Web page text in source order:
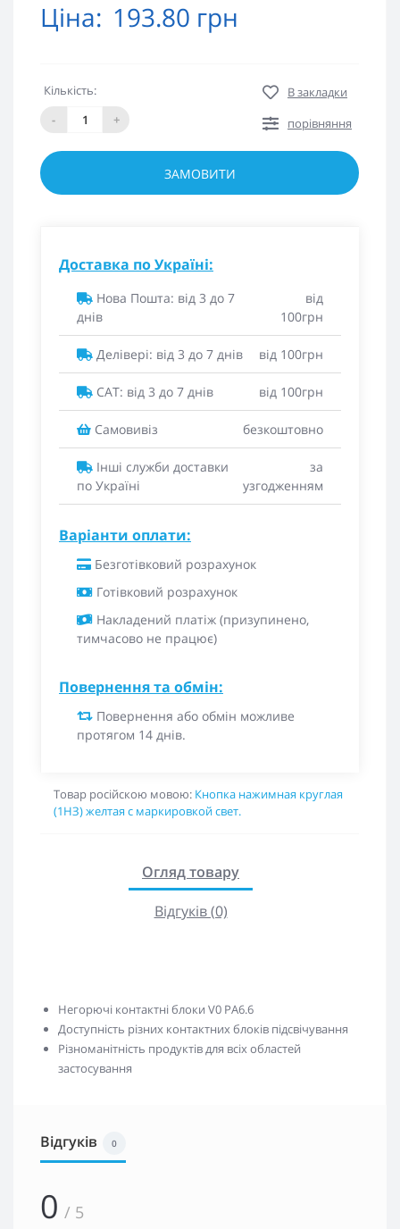
Ціна: 193.80 грн
Кількість:
-
+
В закладки
порівняння
ЗАМОВИТИ
Доставка по Україні:
Нова Пошта: від 3 до 7
днів
від
100грн
Делівері: від 3 до 7 днів від 100грн
САТ: від 3 до 7 днів від 100грн
Самовивіз безкоштовно
Інші служби доставки
по Україні
за
узгодженням
Варіанти оплати:
Безготівковий розрахунок
Готівковий розрахунок
Накладений платіж (призупинено,
тимчасово не працює)
Повернення та обмін:
Повернення або обмін можливе
протягом 14 днів.
Товар російскою мовою: Кнопка нажимная круглая
(1НЗ) желтая с маркировкой свет.
Огляд товару
Відгуків (0)
Негорючі контактні блоки V0 PA6.6
Доступність різних контактних блоків підсвічування
Різноманітність продуктів для всіх областей
застосування
Відгуків 0
0 / 5